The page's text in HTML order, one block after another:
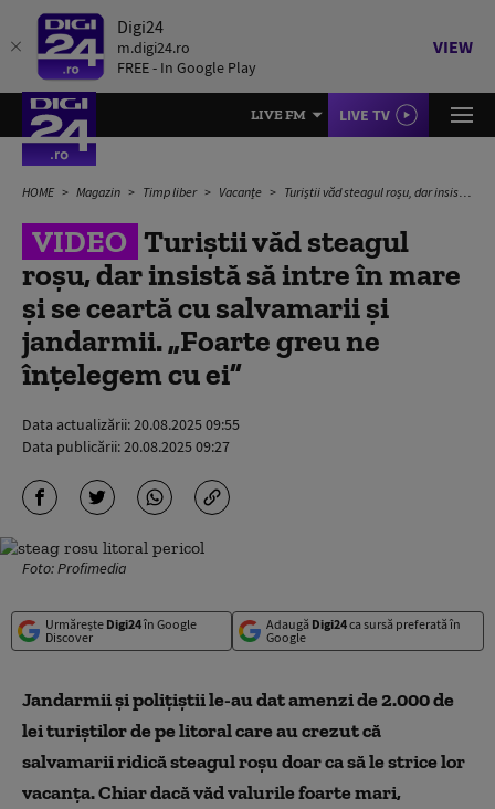
Digi24
m.digi24.ro
FREE - In Google Play
VIEW
LIVE FM LIVE TV
HOME Magazin Timp liber Vacanțe Turiștii văd steagul roșu, dar insistă să intre în mare și se ceartă cu salvamarii și jandarmii. „Foarte greu ne înțelegem cu ei”
VIDEO Turiștii văd steagul
roșu, dar insistă să intre în mare
și se ceartă cu salvamarii și
jandarmii. „Foarte greu ne
înțelegem cu ei”
Data actualizării:20.08.2025 09:55
Data publicării:20.08.2025 09:27
Foto: Profimedia
Urmărește Digi24în Google
Discover
Adaugă Digi24ca sursă preferată în
Google
Jandarmii și polițiștii le-au dat amenzi de 2.000 de
lei turiștilor de pe litoral care au crezut că
salvamarii ridică steagul roșu doar ca să le strice lor
vacanța. Chiar dacă văd valurile foarte mari,